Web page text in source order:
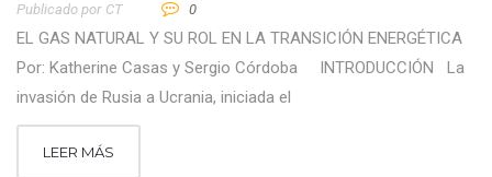
Publicado por CT 0
EL GAS NATURAL Y SU ROL EN LA TRANSICIÓN ENERGÉTICA
Por: Katherine Casas y Sergio Córdoba INTRODUCCIÓN La
invasión de Rusia a Ucrania, iniciada el
LEER MÁS